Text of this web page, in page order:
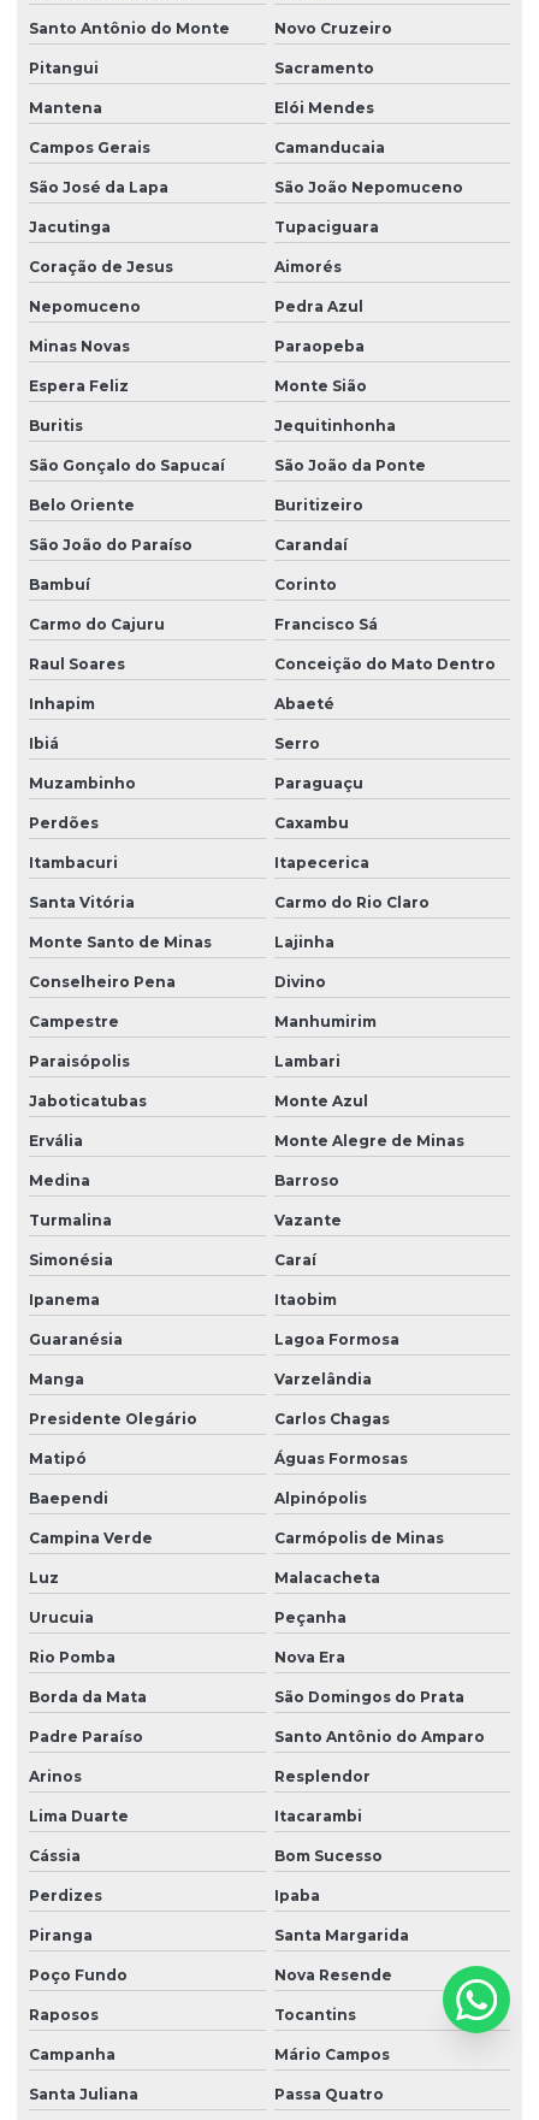
Santo Antônio do Monte Novo Cruzeiro
Pitangui Sacramento
Mantena Elói Mendes
Campos Gerais Camanducaia
São José da Lapa São João Nepomuceno
Jacutinga Tupaciguara
Coração de Jesus Aimorés
Nepomuceno Pedra Azul
Minas Novas Paraopeba
Espera Feliz Monte Sião
Buritis Jequitinhonha
São Gonçalo do Sapucaí São João da Ponte
Belo Oriente Buritizeiro
São João do Paraíso Carandaí
Bambuí Corinto
Carmo do Cajuru Francisco Sá
Raul Soares Conceição do Mato Dentro
Inhapim Abaeté
Ibiá Serro
Muzambinho Paraguaçu
Perdões Caxambu
Itambacuri Itapecerica
Santa Vitória Carmo do Rio Claro
Monte Santo de Minas Lajinha
Conselheiro Pena Divino
Campestre Manhumirim
Paraisópolis Lambari
Jaboticatubas Monte Azul
Ervália Monte Alegre de Minas
Medina Barroso
Turmalina Vazante
Simonésia Caraí
Ipanema Itaobim
Guaranésia Lagoa Formosa
Manga Varzelândia
Presidente Olegário Carlos Chagas
Matipó Águas Formosas
Baependi Alpinópolis
Campina Verde Carmópolis de Minas
Luz Malacacheta
Urucuia Peçanha
Rio Pomba Nova Era
Borda da Mata São Domingos do Prata
Padre Paraíso Santo Antônio do Amparo
Arinos Resplendor
Lima Duarte Itacarambi
Cássia Bom Sucesso
Perdizes Ipaba
Piranga Santa Margarida
Poço Fundo Nova Resende
Raposos Tocantins
Campanha Mário Campos
Santa Juliana Passa Quatro